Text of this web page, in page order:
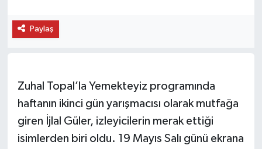
Paylaş
Zuhal Topal’la Yemekteyiz programında
haftanın ikinci gün yarışmacısı olarak mutfağa
giren İjlal Güler, izleyicilerin merak ettiği
isimlerden biri oldu. 19 Mayıs Salı günü ekrana
Çatalzeytin Haberleri
Daday Haberleri
Devrekani Haberleri
Doğanyurt Haberleri